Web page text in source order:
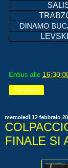
DINAMO
Entius alle
Condividi
mercoledì 12 febbraio
FINALE SI